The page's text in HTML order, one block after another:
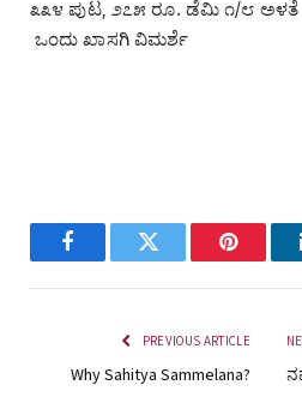
೩೩೪ ಪುಟ, ೨೭೫ ರೂ. ಡೆಮಿ ೧/೮ ಅಳತೆ
ಒಂದು ಖಾಸಗಿ ವಿಮರ್ಶೆ
FacebookTwitter Pinterest
PREVIOUS ARTICLE
Why Sahitya Sammelana?